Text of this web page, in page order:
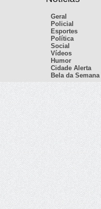
Geral
Policial
Esportes
Política
Social
Vídeos
Humor
Cidade Alerta
Bela da Semana